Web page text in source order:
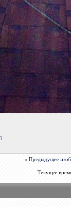
« Предыдущее
Текущее